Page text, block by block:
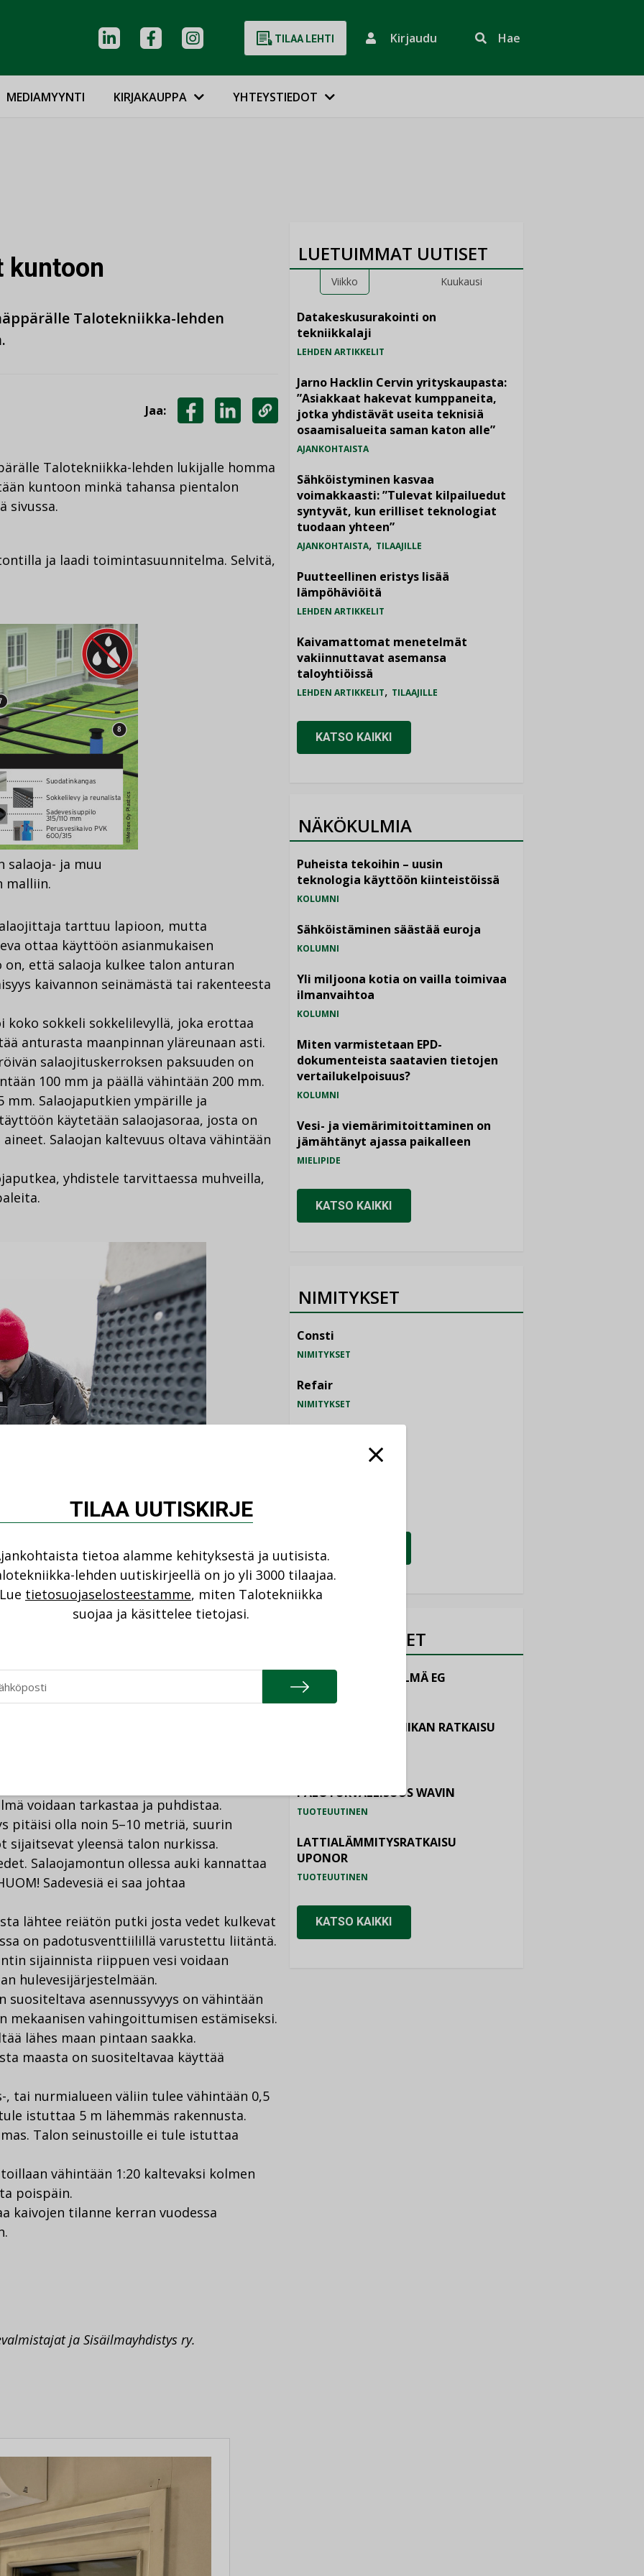
TILAA LEHTI Kirjaudu Hae
MEDIAMYYNTI KIRJAKAUPPA YHTEYSTIEDOT
kuntoon
Talotekniikka-lehden
Jaa:
LINKEDINISSÄ
KOPIOI
LINKKI
Talotekniikka-lehden lukijalle homma
kuntoon minkä tahansa pientalon
sivussa.
ja laadi toimintasuunnitelma. Selvitä,
salaoja- ja muu
malliin.
tarttuu lapioon, mutta
ottaa käyttöön asianmukaisen
että salaoja kulkee talon anturan
kaivannon seinämästä tai rakenteesta
koko sokkeli sokkelilevyllä, joka erottaa
anturasta maanpinnan yläreunaan asti.
salaojituskerroksen paksuuden on
100 mm ja päällä vähintään 200 mm.
mm. Salaojaputkien ympärille ja
käytetään salaojasoraa, josta on
Salaojan kaltevuus oltava vähintään
yhdistele tarvittaessa muhveilla,
voidaan tarkastaa ja puhdistaa.
pitäisi olla noin 5–10 metriä, suurin
sijaitsevat yleensä talon nurkissa.
Salaojamontun ollessa auki kannattaa
Sadevesiä ei saa johtaa
lähtee reiätön putki josta vedet kulkevat
on padotusventtiilillä varustettu liitäntä.
sijainnista riippuen vesi voidaan
hulevesijärjestelmään.
suositeltava asennussyvyys on vähintään
mekaanisen vahingoittumisen estämiseksi.
lähes maan pintaan saakka.
maasta on suositeltavaa käyttää
, tai nurmialueen väliin tulee vähintään 0,5
istuttaa 5 m lähemmäs rakennusta.
Talon seinustoille ei tule istuttaa
vähintään 1:20 kaltevaksi kolmen
poispäin.
kaivojen tilanne kerran vuodessa
ja Sisäilmayhdistys ry.
LUETUIMMAT UUTISET
Viikko Kuukausi
Datakeskusurakointi on
tekniikkalaji
LEHDEN ARTIKKELIT
Jarno Hacklin Cervin yrityskaupasta:
”Asiakkaat hakevat kumppaneita,
jotka yhdistävät useita teknisiä
osaamisalueita saman katon alle”
AJANKOHTAISTA
Sähköistyminen kasvaa
voimakkaasti: ”Tulevat kilpailuedut
syntyvät, kun erilliset teknologiat
tuodaan yhteen”
AJANKOHTAISTA, TILAAJILLE
Puutteellinen eristys lisää
lämpöhäviöitä
LEHDEN ARTIKKELIT
Kaivamattomat menetelmät
vakiinnuttavat asemansa
taloyhtiöissä
LEHDEN ARTIKKELIT, TILAAJILLE
KATSO KAIKKI
NÄKÖKULMIA
Puheista tekoihin – uusin
teknologia käyttöön kiinteistöissä
KOLUMNI
Sähköistäminen säästää euroja
KOLUMNI
Yli miljoona kotia on vailla toimivaa
ilmanvaihtoa
KOLUMNI
Miten varmistetaan EPD-
dokumenteista saatavien tietojen
vertailukelpoisuus?
KOLUMNI
Vesi- ja viemärimitoittaminen on
jämähtänyt ajassa paikalleen
MIELIPIDE
KATSO KAIKKI
NIMITYKSET
Consti
NIMITYKSET
Refair
NIMITYKSET
KATSO KAIKKI
TUOTEUUTISET
HALLINTAJÄRJESTELMÄ EG
TUOTEUUTINEN
ILMASTOINTITEKNIIKAN RATKAISU
PALOTURVALLISUUS WAVIN
TUOTEUUTINEN
LATTIALÄMMITYSRATKAISU
UPONOR
TUOTEUUTINEN
KATSO KAIKKI
TILAA UUTISKIRJE
tietoa alamme kehityksestä ja uutisista.
lehden uutiskirjeellä on jo yli 3000 tilaajaa.
Lue tietosuojaselosteestamme, miten Talotekniikka
suojaa ja käsittelee tietojasi.